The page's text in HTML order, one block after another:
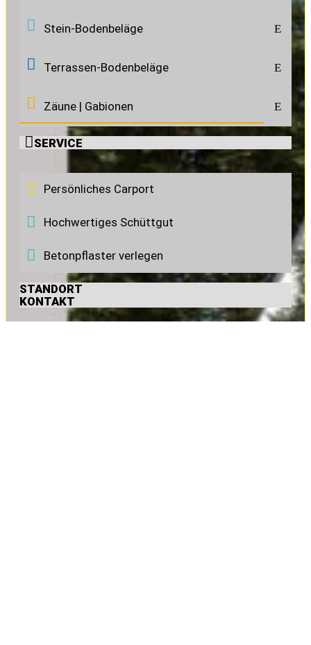
Stein-Bodenbeläge E
Terrassen-Bodenbeläge E
Zäune | Gabionen E
SERVICE
Persönliches Carport
Hochwertiges Schüttgut
Betonpflaster verlegen
STANDORT
KONTAKT